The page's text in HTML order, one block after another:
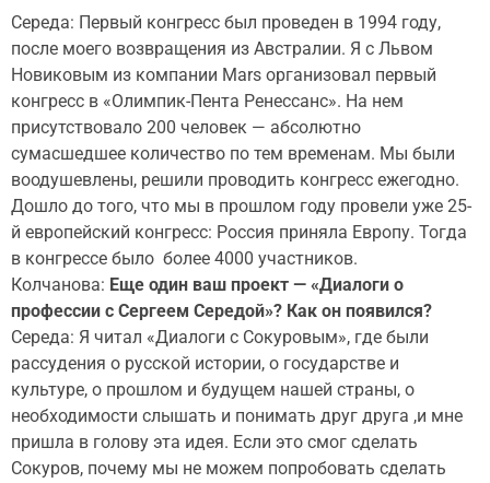
Середа: Первый конгресс был проведен в 1994 году,
после моего возвращения из Австралии. Я с Львом
Новиковым из компании Mars организовал первый
конгресс в «Олимпик-Пента Ренессанс». На нем
присутствовало 200 человек — абсолютно
сумасшедшее количество по тем временам. Мы были
воодушевлены, решили проводить конгресс ежегодно.
Дошло до того, что мы в прошлом году провели уже 25-
й европейский конгресс: Россия приняла Европу. Тогда
в конгрессе было более 4000 участников.
Колчанова: Еще один ваш проект — «Диалоги о
профессии с Сергеем Середой»? Как он появился?
Середа: Я читал «Диалоги с Сокуровым», где были
рассудения о русской истории, о государстве и
культуре, о прошлом и будущем нашей страны, о
необходимости слышать и понимать друг друга ,и мне
пришла в голову эта идея. Если это смог сделать
Сокуров, почему мы не можем попробовать сделать